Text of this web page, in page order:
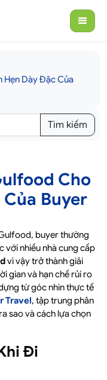
Hẹn Dày Đặc Của
Tìm kiếm
Cho
Buyer
buyer thường
với nhiều nhà cung cấp
vì vậy trở thành giải
gian và hạn chế rủi ro
từ góc nhìn thực tế
Travel, tập trung phân
sao và cách lựa chọn
Đi